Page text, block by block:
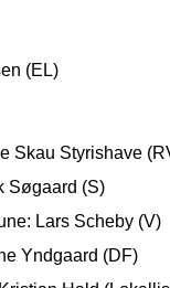
(EL)
Skau Styrishave
Søgaard (S)
Lars Scheby (V)
Yndgaard (DF)